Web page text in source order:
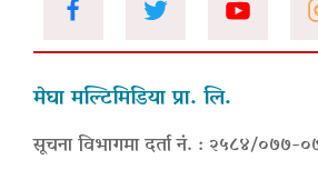
मेघा मल्टिमिडिया प्रा. लि.
सूचना विभागमा दर्ता नं. : २५८४/०७७-